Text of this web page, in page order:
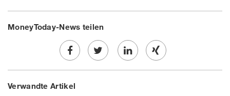
MoneyToday-News teilen
Share
on
Twe
Share Share
Verwandte Artikel